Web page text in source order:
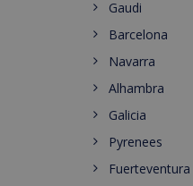
Gaudi
Barcelona
Navarra
Alhambra
Galicia
Pyrenees
Fuerteventura